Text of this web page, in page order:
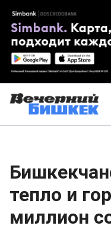
тепло и
миллион